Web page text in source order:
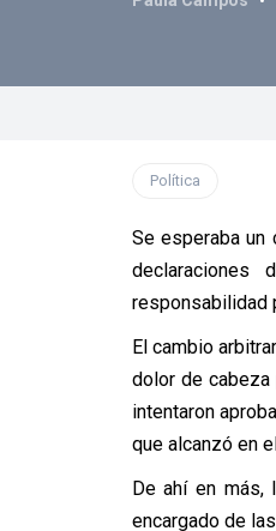
Política
Se esperaba un
responsabilidad
El cambio
dolor de cabeza
intentaron
que alcanzó en
De ahí en más,
encargado de